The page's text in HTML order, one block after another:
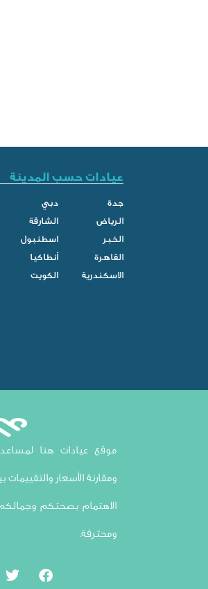
عيادات حسب المدينة
جدة
دبي
الرياض
الشارقة
الخبر
اسطنبول
القاهرة
أنطاكيا
الاسكندرية
الكويت
موقع عيادات هنا
ومقارنة الأسعار والتقييمات
الاهتمام بصحتكم
ومحترفة.